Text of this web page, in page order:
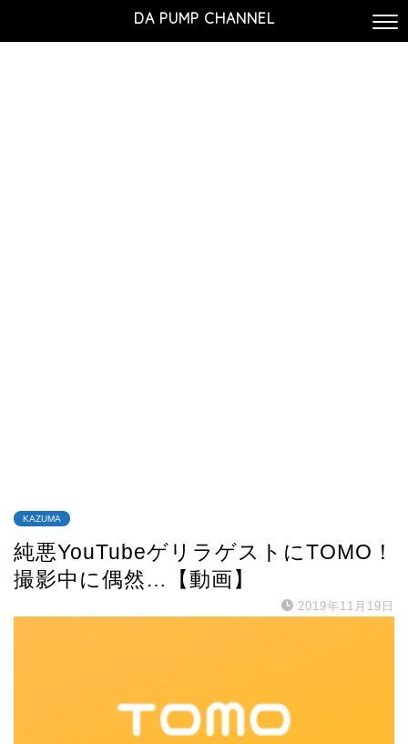
DA PUMP CHANNEL
KAZUMA
純悪YouTubeゲリラゲストにTOMO！
撮影中に偶然…【動画】
2019年11月19日